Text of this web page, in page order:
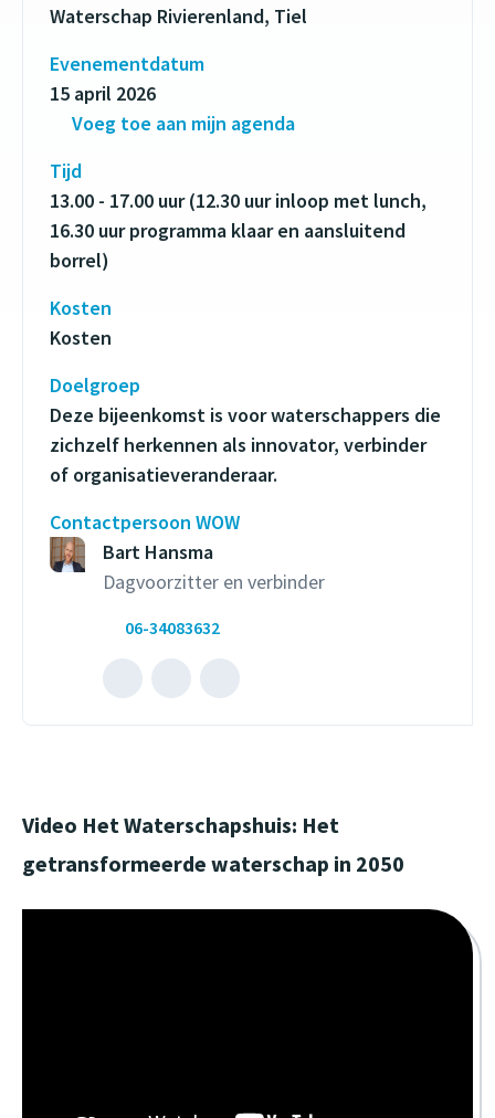
Waterschap Rivierenland, Tiel
Evenementdatum
15 april 2026
Voeg toe aan mijn agenda
Tijd
13.00 - 17.00 uur (12.30 uur inloop met lunch,
16.30 uur programma klaar en aansluitend
borrel)
Kosten
Kosten
Doelgroep
Deze bijeenkomst is voor waterschappers die
zichzelf herkennen als innovator, verbinder
of organisatieveranderaar.
Contactpersoon WOW
Bart Hansma
Dagvoorzitter en verbinder
06-34083632
Mailen
naar
externe
website)
Bel
met
externe
website)
Video Het Waterschapshuis: Het
getransformeerde waterschap in 2050